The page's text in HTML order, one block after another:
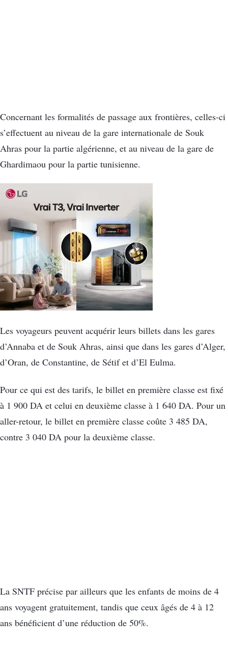
Concernant les formalités de passage aux frontières, celles-ci
s’effectuent au niveau de la gare internationale de Souk
Ahras pour la partie algérienne, et au niveau de la gare de
Ghardimaou pour la partie tunisienne.
Les voyageurs peuvent acquérir leurs billets dans les gares
d’Annaba et de Souk Ahras, ainsi que dans les gares d’Alger,
d’Oran, de Constantine, de Sétif et d’El Eulma.
Pour ce qui est des tarifs, le billet en première classe est fixé
à 1 900 DA et celui en deuxième classe à 1 640 DA. Pour un
aller-retour, le billet en première classe coûte 3 485 DA,
contre 3 040 DA pour la deuxième classe.
La SNTF précise par ailleurs que les enfants de moins de 4
ans voyagent gratuitement, tandis que ceux âgés de 4 à 12
ans bénéficient d’une réduction de 50%.